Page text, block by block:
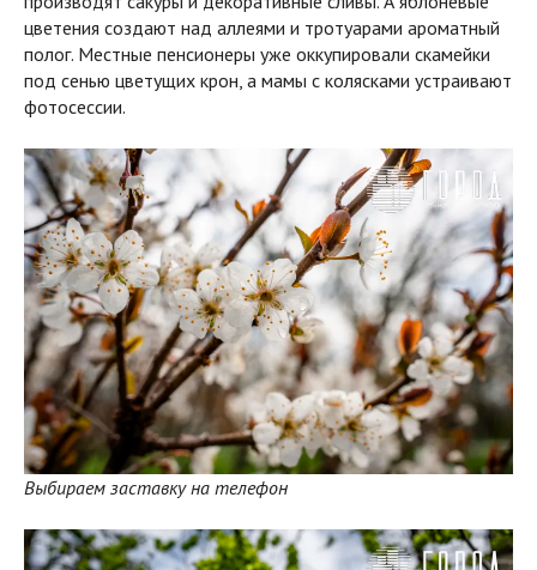
цветения создают над аллеями и тротуарами ароматный
полог. Местные пенсионеры уже оккупировали скамейки
под сенью цветущих крон, а мамы с колясками устраивают
фотосессии.
Выбираем заставку на телефон